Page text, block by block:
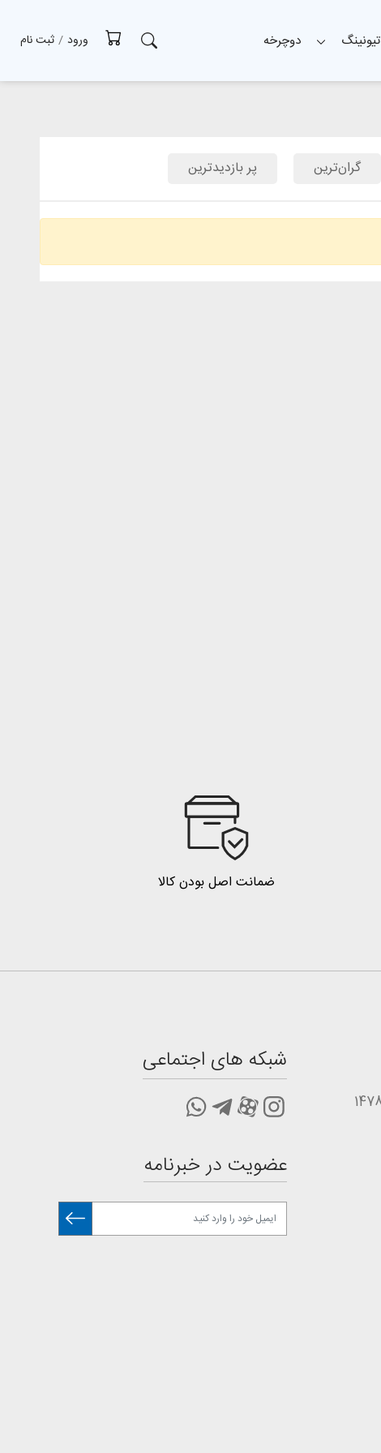
تیونینگ دوچرخه ورود / ثبت نام
گران‌ترین پر بازدیدترین
ضمانت اصل بودن کالا
شبکه های اجتماعی
عضویت در خبرنامه